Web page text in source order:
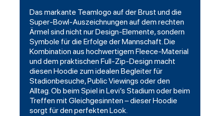
Das markante Teamlogo auf der Brust und die
Super-Bowl-Auszeichnungen auf dem rechten
Ärmel sind nicht nur Design-Elemente, sondern
Symbole für die Erfolge der Mannschaft. Die
Kombination aus hochwertigem Fleece-Material
und dem praktischen Full-Zip-Design macht
diesenHoodie zum idealen Begleiter für
Stadionbesuche, Public Viewings oder den
Alltag. Ob beim Spiel in Levi’s Stadium oder beim
Treffen mit Gleichgesinnten – dieser Hoodie
sorgt für den perfekten Look.